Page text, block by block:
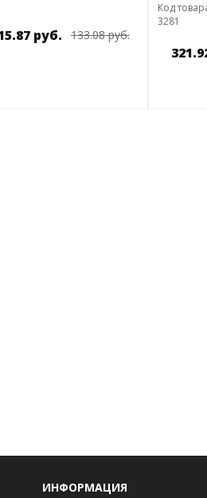
руб. 133.08 руб.
Код
3281
ИНФОРМАЦИЯ